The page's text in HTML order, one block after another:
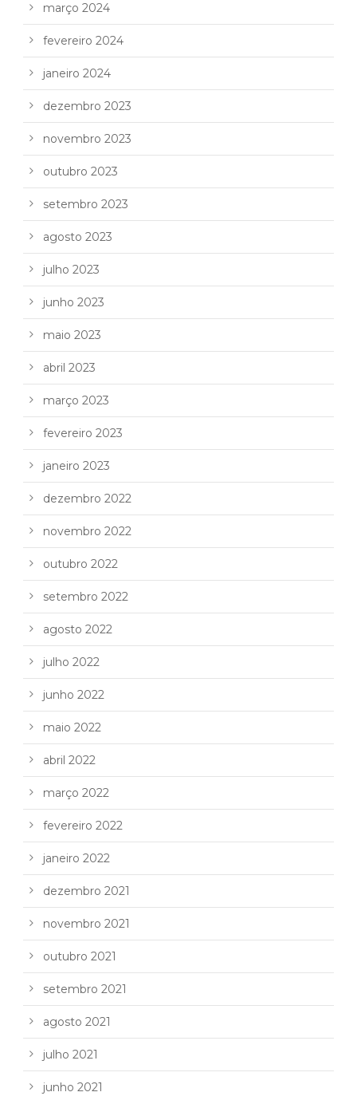
março 2024
fevereiro 2024
janeiro 2024
dezembro 2023
novembro 2023
outubro 2023
setembro 2023
agosto 2023
julho 2023
junho 2023
maio 2023
abril 2023
março 2023
fevereiro 2023
janeiro 2023
dezembro 2022
novembro 2022
outubro 2022
setembro 2022
agosto 2022
julho 2022
junho 2022
maio 2022
abril 2022
março 2022
fevereiro 2022
janeiro 2022
dezembro 2021
novembro 2021
outubro 2021
setembro 2021
agosto 2021
julho 2021
junho 2021